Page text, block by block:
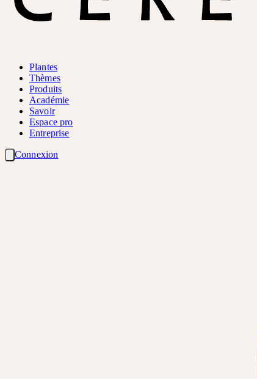
Plantes
Thèmes
Produits
Académie
Savoir
Espace pro
Entreprise
Connexion